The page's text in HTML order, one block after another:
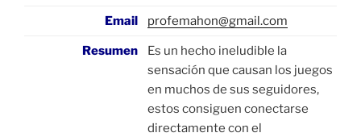
Email profemahon@gmail.com
Resumen
Es un hecho ineludible la
sensación que causan los juegos
en muchos de sus seguidores,
estos consiguen conectarse
directamente con el